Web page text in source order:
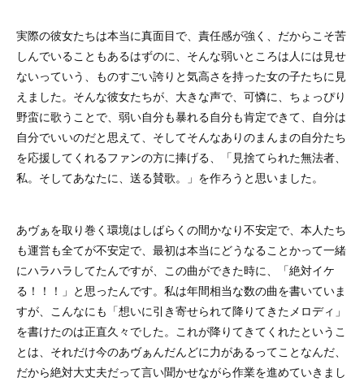
実際の彼女たちは本当に真面目で、責任感が強く、だからこそ苦
しんでいることもあるはずのに、そんな弱いところは人には見せ
ないっていう、ものすごい誇りと気高さを持った女の子たちに見
えました。そんな彼女たちが、大きな声で、可憐に、ちょっぴり
野蛮に歌うことで、弱い自分も暴れる自分も肯定できて、自分は
自分でいいのだと思えて、そしてそんなありのまんまの自分たち
を応援してくれるファンの方に捧げる、「見捨てられた無法者、
私。そしてあなたに、送る賛歌。」を作ろうと思いました。
あヴぁを取り巻く環境はしばらくの間かなり不安定で、本人たち
も運営も全てが不安定で、最初は本当にどうなることかって一緒
にハラハラしてたんですが、この曲ができた時に、「絶対イケ
る！！！」と思ったんです。私は年間相当な数の曲を書いていま
すが、こんなにも「想いに引き寄せられて降りてきたメロディ」
を書けたのは正直久々でした。これが降りてきてくれたというこ
とは、それだけ今のあヴぁんだんどに力があるってことなんだ、
だから絶対大丈夫だって言い聞かせながら作業を進めていきまし